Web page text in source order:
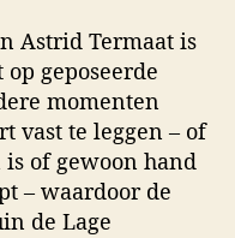
Astrid Termaat is
geposeerde
momenten
vast te leggen – of
of gewoon hand
– waardoor de
de Lage